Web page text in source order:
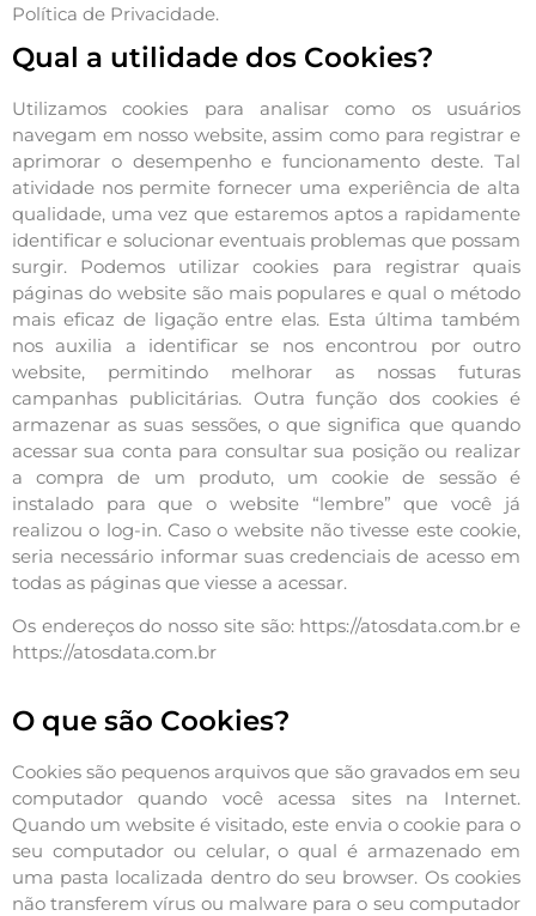
Política de Privacidade.
Qual a utilidade dos Cookies?
Utilizamos cookies para analisar como os usuários
navegam em nosso website, assim como para registrar e
aprimorar o desempenho e funcionamento deste. Tal
atividade nos permite fornecer uma experiência de alta
qualidade, uma vez que estaremos aptos a rapidamente
identificar e solucionar eventuais problemas que possam
surgir. Podemos utilizar cookies para registrar quais
páginas do website são mais populares e qual o método
mais eficaz de ligação entre elas. Esta última também
nos auxilia a identificar se nos encontrou por outro
website, permitindo melhorar as nossas futuras
campanhas publicitárias. Outra função dos cookies é
armazenar as suas sessões, o que significa que quando
acessar sua conta para consultar sua posição ou realizar
a compra de um produto, um cookie de sessão é
instalado para que o website “lembre” que você já
realizou o log-in. Caso o website não tivesse este cookie,
seria necessário informar suas credenciais de acesso em
todas as páginas que viesse a acessar.
Os endereços do nosso site são: https://atosdata.com.br e
https://atosdata.com.br
O que são Cookies?
Cookies são pequenos arquivos que são gravados em seu
computador quando você acessa sites na Internet.
Quando um website é visitado, este envia o cookie para o
seu computador ou celular, o qual é armazenado em
uma pasta localizada dentro do seu browser. Os cookies
não transferem vírus ou malware para o seu computador